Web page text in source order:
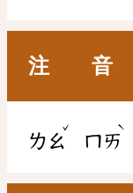
注 音
ㄌㄠ
ˇ
ㄇㄞ
ˋ